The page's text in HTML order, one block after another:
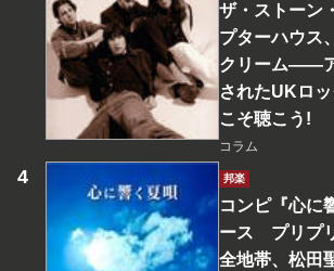
ザ・ストーン
プターハウス
クリーム――
されたUKロ
こそ聴こう!
コラム
邦楽
コンピ『心に
ース プリプ
全地帯、松田